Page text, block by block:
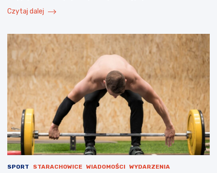
Czytaj dalej
SPORT STARACHOWICE WIADOMOŚCI WYDARZENIA